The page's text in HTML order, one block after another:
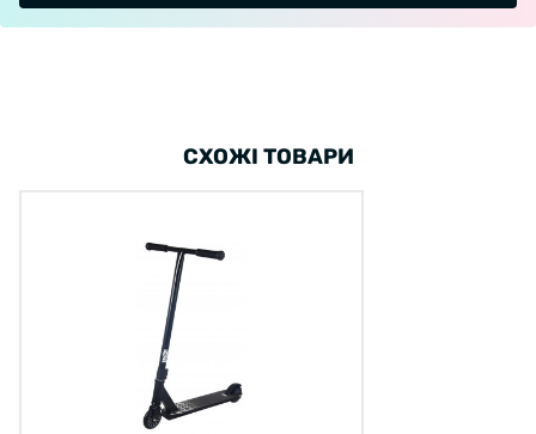
СХОЖІ ТОВАРИ